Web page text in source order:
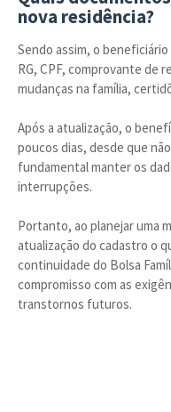
nova residência?
Sendo assim, o
RG, CPF, comprovante de
mudanças na família,
Após a atualização, o
poucos dias, desde que
fundamental manter os
interrupções.
Portanto, ao planejar uma
atualização do cadastro o
continuidade do Bolsa
compromisso com as
transtornos futuros.